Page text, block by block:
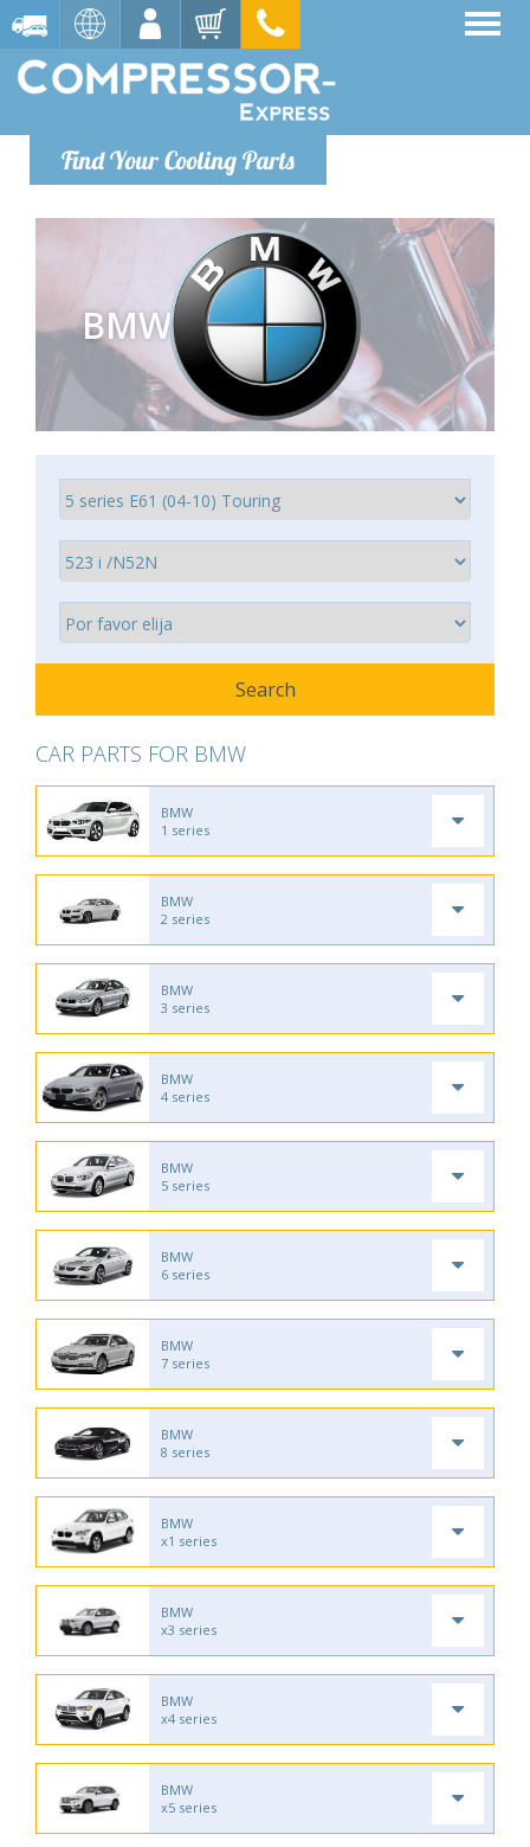
Find Your Cooling Parts
BMW
CAR PARTS FOR BMW
BMW
1 series
BMW
2 series
BMW
3 series
BMW
4 series
BMW
5 series
BMW
6 series
BMW
7 series
BMW
8 series
BMW
x1 series
BMW
x3 series
BMW
x4 series
BMW
x5 series